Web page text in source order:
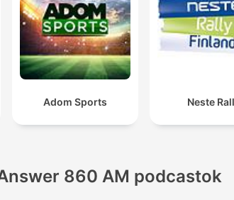
Adom Sports Neste
860 AM podcastok